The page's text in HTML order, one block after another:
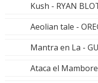
Kush - RYAN
Aeolian tale -
Mantra en La -
Ataca el